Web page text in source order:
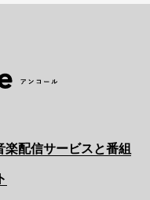
楽配信サービスと番組